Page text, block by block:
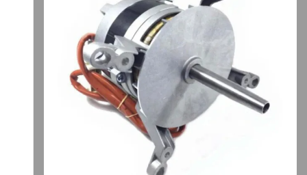
Запчасти к механическому
оборудованию Абат
Датчики,
термопреобразователи
Уплотнители двери и
прокладки Абат